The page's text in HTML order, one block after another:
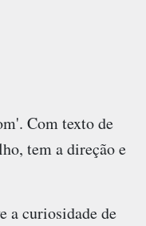
Com texto de
tem a direção e
a curiosidade de